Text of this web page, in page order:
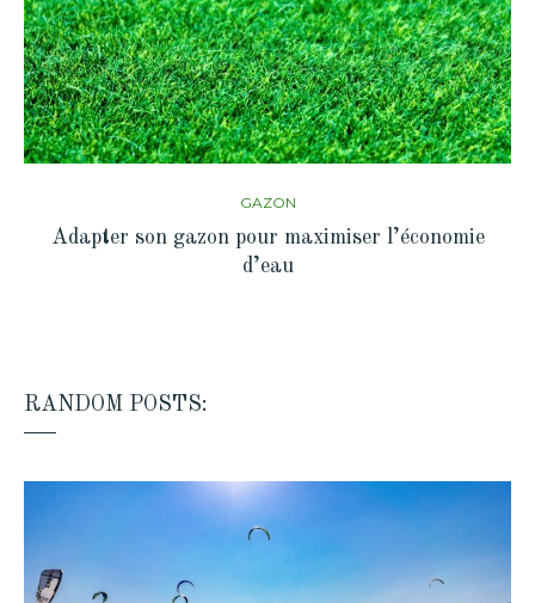
GAZON
Adapter son gazon pour maximiser l’économie
d’eau
RANDOM POSTS: